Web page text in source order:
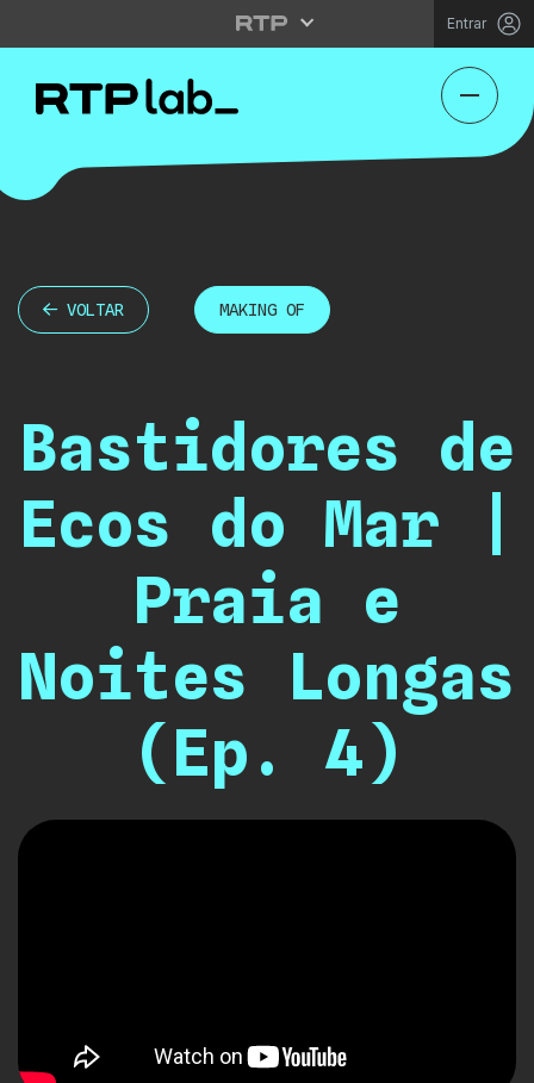
Entrar
VOLTAR MAKING OF
Bastidores de
Ecos do Mar |
Praia e
Noites Longas
(Ep. 4)